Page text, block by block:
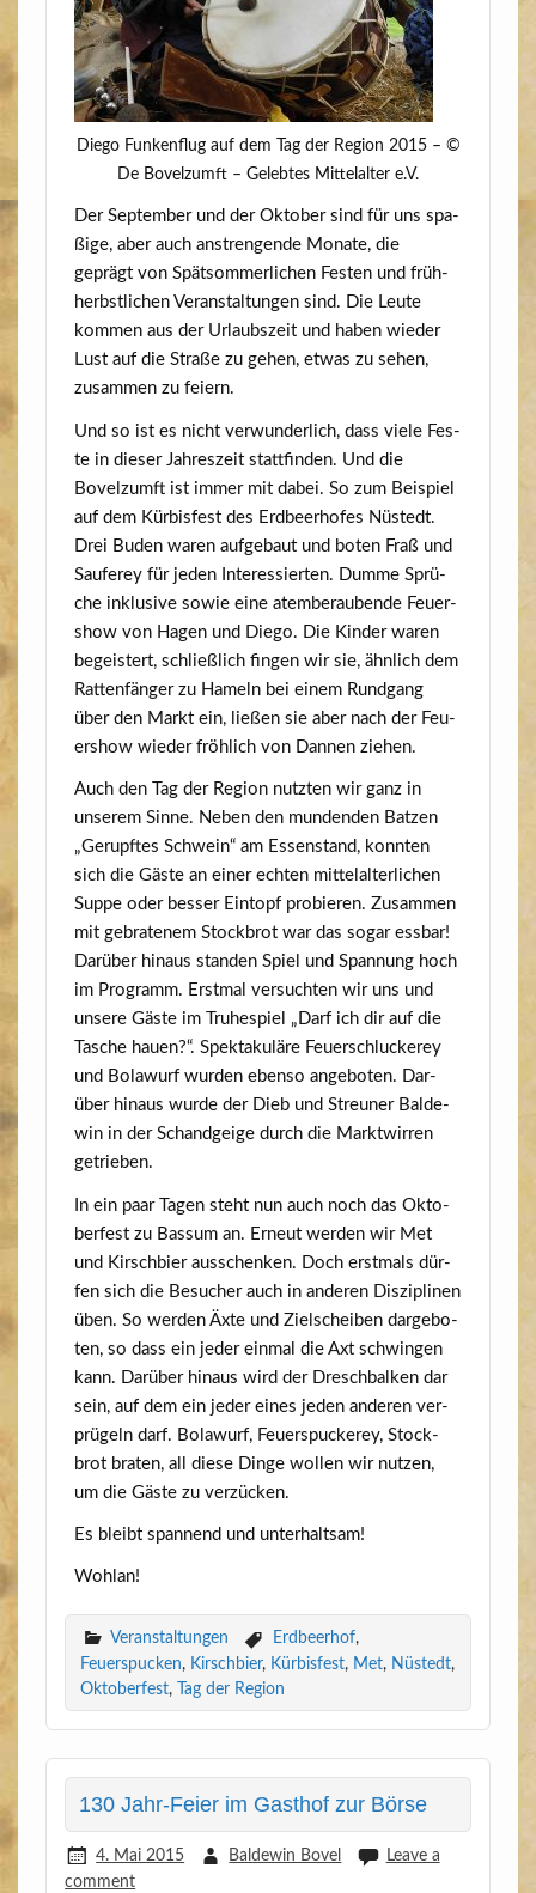
Die­go Fun­ken­flug auf dem Tag der Regi­on 2015 – ©
De Bovelzumft – Geleb­tes Mit­tel­al­ter e.V.
Der Sep­tem­ber und der Okto­ber sind für uns spa­
ßi­ge, aber auch anstren­gen­de Mona­te, die
geprägt von Spät­som­mer­li­chen Fes­ten und früh­
herbst­li­chen Ver­an­stal­tun­gen sind. Die Leu­te
kom­men aus der Urlaubs­zeit und haben wie­der
Lust auf die Stra­ße zu gehen, etwas zu sehen,
zusam­men zu feiern.
Und so ist es nicht ver­wun­der­lich, dass vie­le Fes­
te in die­ser Jah­res­zeit statt­fin­den. Und die
Bovelzumft ist immer mit dabei. So zum Bei­spiel
auf dem Kür­bis­fest des Erd­beer­ho­fes Nüstedt.
Drei Buden waren auf­ge­baut und boten Fraß und
Sau­ferey für jeden Inter­es­sier­ten. Dum­me Sprü­
che inklu­si­ve sowie eine atem­be­rau­ben­de Feu­er­
show von Hagen und Die­go. Die Kin­der waren
begeis­tert, schließ­lich fin­gen wir sie, ähn­lich dem
Rat­ten­fän­ger zu Hameln bei einem Rund­gang
über den Markt ein, lie­ßen sie aber nach der Feu­
er­show wie­der fröh­lich von Dan­nen ziehen.
Auch den Tag der Regi­on nutz­ten wir ganz in
unse­rem Sin­ne. Neben den mun­den­den Bat­zen
„Gerupf­tes Schwein“ am Essen­stand, konn­ten
sich die Gäs­te an einer ech­ten mit­tel­al­ter­li­chen
Sup­pe oder bes­ser Ein­topf pro­bie­ren. Zusam­men
mit gebra­te­nem Stock­brot war das sogar ess­bar!
Dar­über hin­aus stan­den Spiel und Span­nung hoch
im Pro­gramm. Erst­mal ver­such­ten wir uns und
unse­re Gäs­te im Tru­he­spiel „Darf ich dir auf die
Tasche hau­en?“. Spek­ta­ku­lä­re Feu­er­schlu­ckerey
und Bola­wurf wur­den eben­so ange­bo­ten. Dar­
über hin­aus wur­de der Dieb und Streu­ner Bal­de­
win in der Schand­gei­ge durch die Markt­wir­ren
getrieben.
In ein paar Tagen steht nun auch noch das Okto­
ber­fest zu Bas­sum an. Erneut wer­den wir Met
und Kirsch­bier aus­schen­ken. Doch erst­mals dür­
fen sich die Besu­cher auch in ande­ren Dis­zi­pli­nen
üben. So wer­den Äxte und Ziel­schei­ben dar­ge­bo­
ten, so dass ein jeder ein­mal die Axt schwin­gen
kann. Dar­über hin­aus wird der Dresch­bal­ken dar
sein, auf dem ein jeder eines jeden ande­ren ver­
prü­geln darf. Bola­wurf, Feu­er­spu­ckerey, Stock­
brot bra­ten, all die­se Din­ge wol­len wir nut­zen,
um die Gäs­te zu verzücken.
Es bleibt span­nend und unterhaltsam!
Wohl­an!
Veranstaltungen Erdbeerhof,
Feuerspucken, Kirschbier, Kürbisfest, Met, Nüstedt,
Oktoberfest, Tag der Region
130 Jahr-Feier im Gasthof zur Börse
4. Mai 2015 Baldewin Bovel
Leave a
comment